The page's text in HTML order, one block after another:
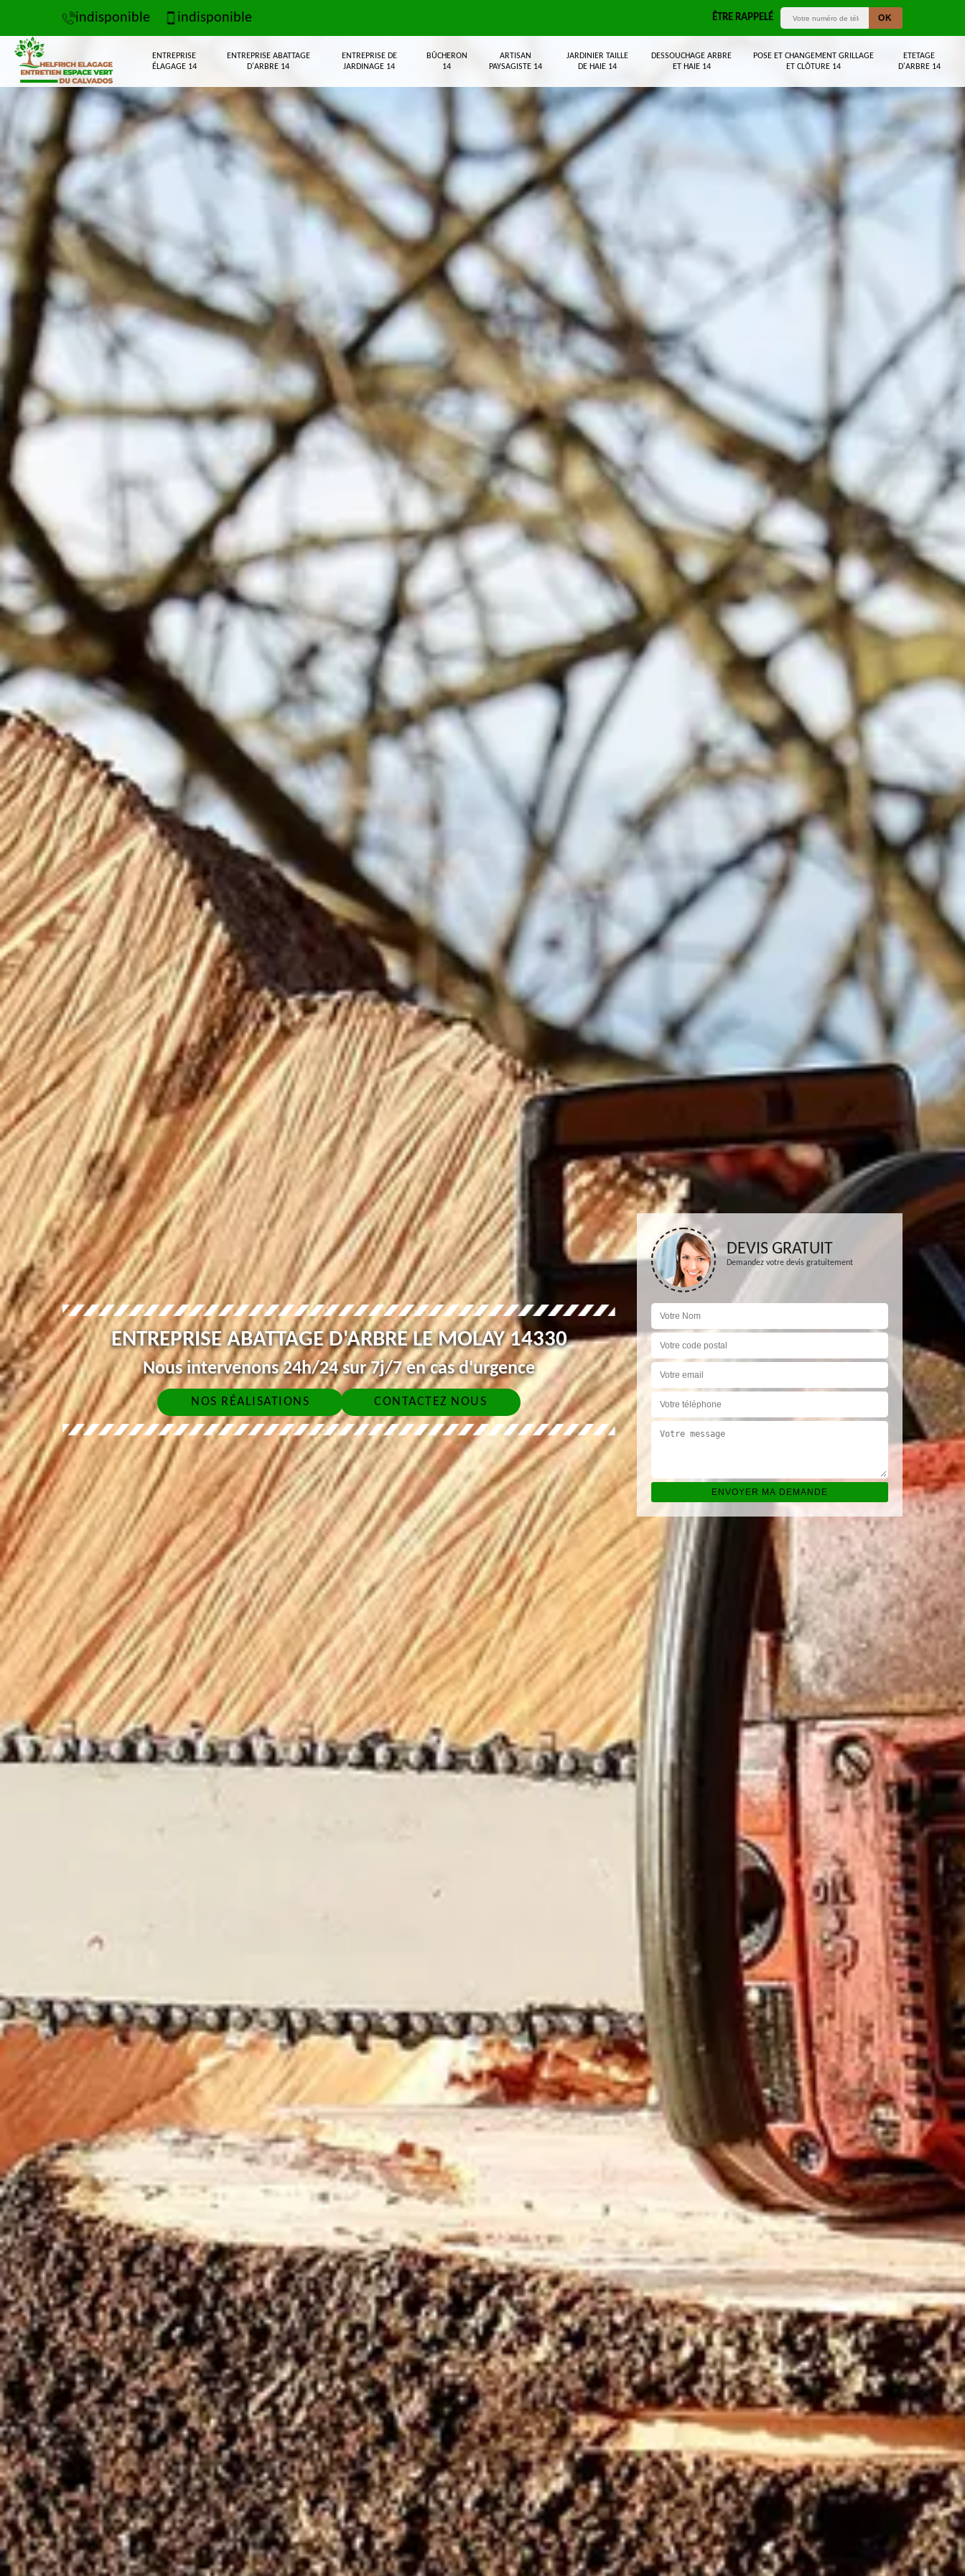
indisponible indisponible ÊTRE RAPPELÉ
ENTREPRISE
ÉLAGAGE 14
ENTREPRISE ABATTAGE
D'ARBRE 14
ENTREPRISE DE
JARDINAGE 14
BÛCHERON
14
ARTISAN
PAYSAGISTE 14
JARDINIER TAILLE
DE HAIE 14
DESSOUCHAGE ARBRE
ET HAIE 14
POSE ET CHANGEMENT GRILLAGE
ET CLÔTURE 14
ETETAGE
D'ARBRE 14
ENTREPRISE ABATTAGE D'ARBRE LE MOLAY 14330
Nous intervenons 24h/24 sur 7j/7 en cas d'urgence
NOS RÉALISATIONS CONTACTEZ NOUS
DEVIS GRATUIT
Demandez votre devis gratuitement